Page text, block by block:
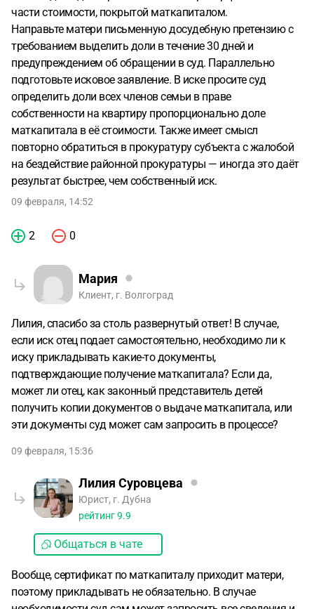
части стоимости, покрытой маткапиталом.
Направьте матери письменную досудебную претензию с
требованием выделить доли в течение 30 дней и
предупреждением об обращении в суд. Параллельно
подготовьте исковое заявление. В иске просите суд
определить доли всех членов семьи в праве
собственности на квартиру пропорционально доле
маткапитала в её стоимости. Также имеет смысл
повторно обратиться в прокуратуру субъекта с жалобой
на бездействие районной прокуратуры — иногда это даёт
результат быстрее, чем собственный иск.
09 февраля, 14:52
2 0
Мария
Клиент, г. Волгоград
Лилия, спасибо за столь развернутый ответ! В случае,
если иск отец подает самостоятельно, необходимо ли к
иску прикладывать какие-то документы,
подтверждающие получение маткапитала? Если да,
может ли отец, как законный представитель детей
получить копии документов о выдаче маткапитала, или
эти документы суд может сам запросить в процессе?
09 февраля, 15:36
Лилия Суровцева
Юрист, г. Дубна
рейтинг9.9
Общаться в чате
Вообще, сертификат по маткапиталу приходит матери,
поэтому прикладывать не обязательно. В случае